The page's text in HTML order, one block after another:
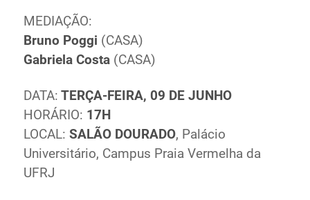
MEDIAÇÃO:
Bruno Poggi (CASA)
Gabriela Costa(CASA)
DATA: TERÇA-FEIRA, 09 DE JUNHO
HORÁRIO: 17H
LOCAL: SALÃO DOURADO, Palácio
Universitário, Campus Praia Vermelha da
UFRJ